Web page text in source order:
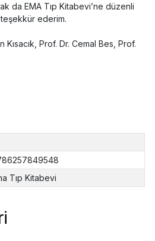
da EMA Tıp Kitabevi’ne düzenli
teşekkür ederim.
Kısacık, Prof. Dr. Cemal Bes, Prof.
Tıp Kitabevi